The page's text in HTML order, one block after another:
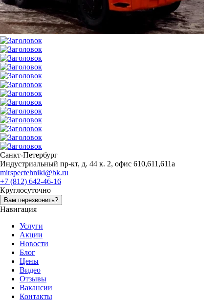
Санкт-Петербург
Индустриальный пр-кт, д. 44 к. 2, офис 610,611,611а
mirspectehniki@bk.ru
+7 (812) 642-46-16
Круглосуточно
Вам перезвонить?
Навигация
Услуги
Акции
Новости
Блог
Цены
Видео
Отзывы
Вакансии
Контакты